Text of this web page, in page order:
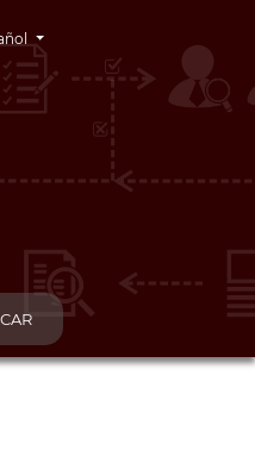
el idioma. El idioma actual es: